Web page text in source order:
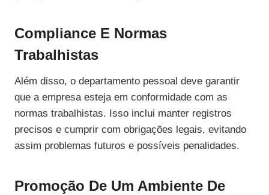
Compliance E Normas
Trabalhistas
Além disso, o departamento pessoal deve garantir
que a empresa esteja em conformidade com as
normas trabalhistas. Isso inclui manter registros
precisos e cumprir com obrigações legais, evitando
assim problemas futuros e possíveis penalidades.
Promoção De Um Ambiente De